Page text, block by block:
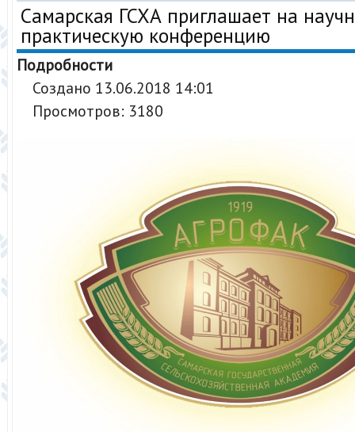
Самарская ГСХА приглашает на
практическую конференцию
Подробности
Создано 13.06.2018 14:01
Просмотров: 3180